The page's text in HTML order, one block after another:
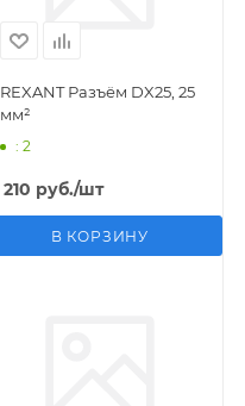
REXANT Разъём DX25, 25
мм²
: 2
210 руб./шт
В КОРЗИНУ